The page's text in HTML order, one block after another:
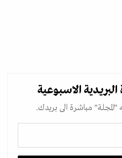
الاسبوعية
مباشرة الى بريدك.